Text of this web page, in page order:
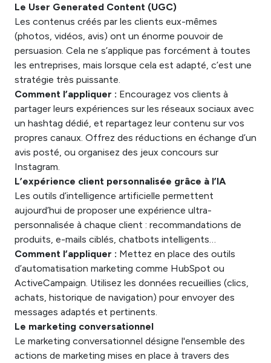
Le User Generated Content (UGC)
Les contenus créés par les clients eux-mêmes
(photos, vidéos, avis) ont un énorme pouvoir de
persuasion. Cela ne s’applique pas forcément à toutes
les entreprises, mais lorsque cela est adapté, c’est une
stratégie très puissante.
Comment l’appliquer : Encouragez vos clients à
partager leurs expériences sur les réseaux sociaux avec
un hashtag dédié, et repartagez leur contenu sur vos
propres canaux. Offrez des réductions en échange d’un
avis posté, ou organisez des jeux concours sur
Instagram.
L’expérience client personnalisée grâce à l’IA
Les outils d’intelligence artificielle permettent
aujourd’hui de proposer une expérience ultra-
personnalisée à chaque client : recommandations de
produits, e-mails ciblés, chatbots intelligents…
Comment l’appliquer : Mettez en place des outils
d’automatisation marketing comme HubSpot ou
ActiveCampaign. Utilisez les données recueillies (clics,
achats, historique de navigation) pour envoyer des
messages adaptés et pertinents.
Le marketing conversationnel
Le marketing conversationnel désigne l'ensemble des
actions de marketing mises en place à travers des